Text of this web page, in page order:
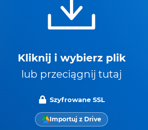
Kliknij i wybierz plik
lub przeciągnij tutaj
Szyfrowane SSL
Importuj z Drive